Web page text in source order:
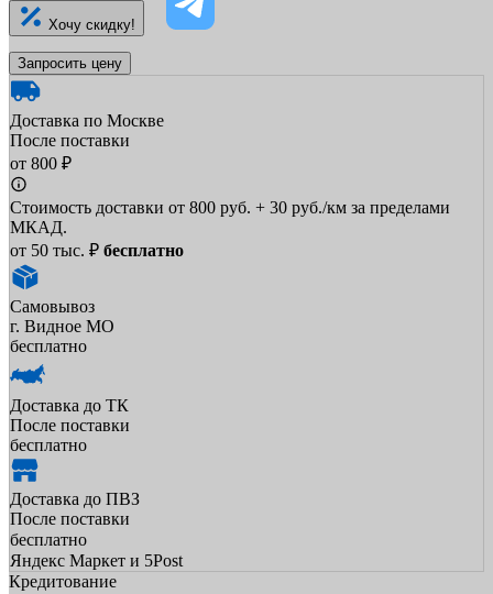
Хочу скидку!
Запросить цену
Доставка по Москве
После поставки
от 800 ₽
Стоимость доставки от 800 руб. + 30 руб./км за пределами
МКАД.
от 50 тыс. ₽ бесплатно
Самовывоз
г. Видное МО
бесплатно
Доставка до ТК
После поставки
бесплатно
Доставка до ПВЗ
После поставки
бесплатно
Яндекс Маркет и 5Post
Кредитование